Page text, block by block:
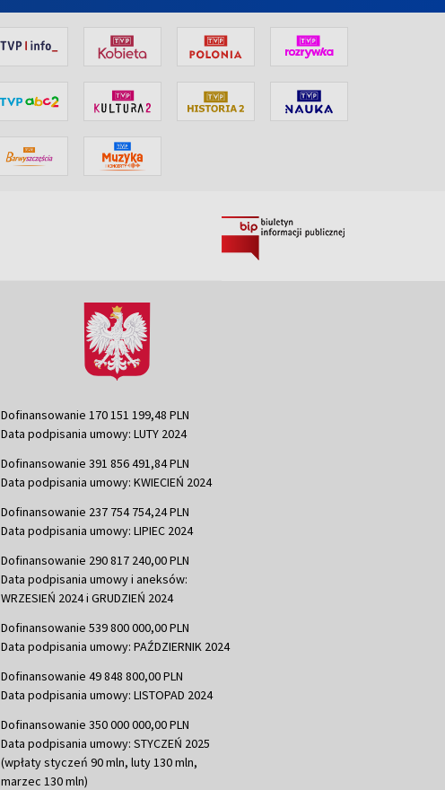
Dofinansowanie 170 151 199,48 PLN
Data podpisania umowy: LUTY 2024
Dofinansowanie 391 856 491,84 PLN
Data podpisania umowy: KWIECIEŃ 2024
Dofinansowanie 237 754 754,24 PLN
Data podpisania umowy: LIPIEC 2024
Dofinansowanie 290 817 240,00 PLN
Data podpisania umowy i aneksów:
WRZESIEŃ 2024 i GRUDZIEŃ 2024
Dofinansowanie 539 800 000,00 PLN
Data podpisania umowy: PAŹDZIERNIK 2024
Dofinansowanie 49 848 800,00 PLN
Data podpisania umowy: LISTOPAD 2024
Dofinansowanie 350 000 000,00 PLN
Data podpisania umowy: STYCZEŃ 2025
(wpłaty styczeń 90 mln, luty 130 mln,
marzec 130 mln)